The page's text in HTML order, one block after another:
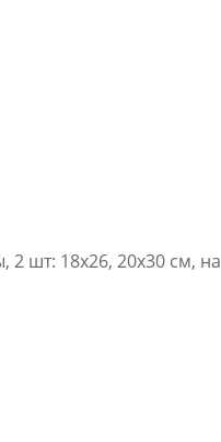
шт: 18х26, 20х30 см, на